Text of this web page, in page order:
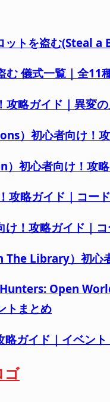
ットを盗む(Steal
む 儀式一覧｜全
攻略ガイド｜異変
）初心者向け！
初心者向け！攻
略ガイド｜コー
！攻略ガイド｜
The Library）初心
Open
トまとめ
ガイド｜イベン